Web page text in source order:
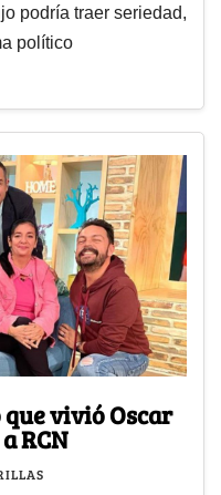
podría traer seriedad,
político
vivió Oscar
RCN